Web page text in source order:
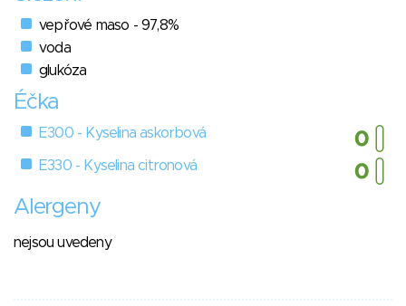
vepřové maso - 97,8%
voda
glukóza
Éčka
E300 - Kyselina askorbová
E330 - Kyselina citronová
Alergeny
nejsou uvedeny